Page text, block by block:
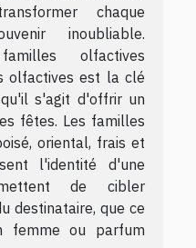
chaque
inoubliable.
olfactives
olfactives est la clé
s'agit d'offrir un
fêtes. Les familles
oriental, frais et
l'identité d'une
de cibler
destinataire, que ce
femme ou parfum